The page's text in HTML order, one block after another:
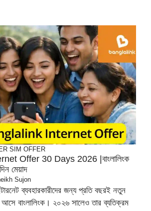
SIM OFFER
Offer 30 Days 2026 |বাংলালিংক
মেয়াদ
Sujon
ব্যবহারকারীদের জন্য প্রতি বছরই নতুন
আসে বাংলালিংক। ২০২৬ সালেও তার ব্যতিক্রম